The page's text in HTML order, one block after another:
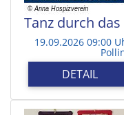
Tanz durch
19.09.2026 09:00
DETAIL